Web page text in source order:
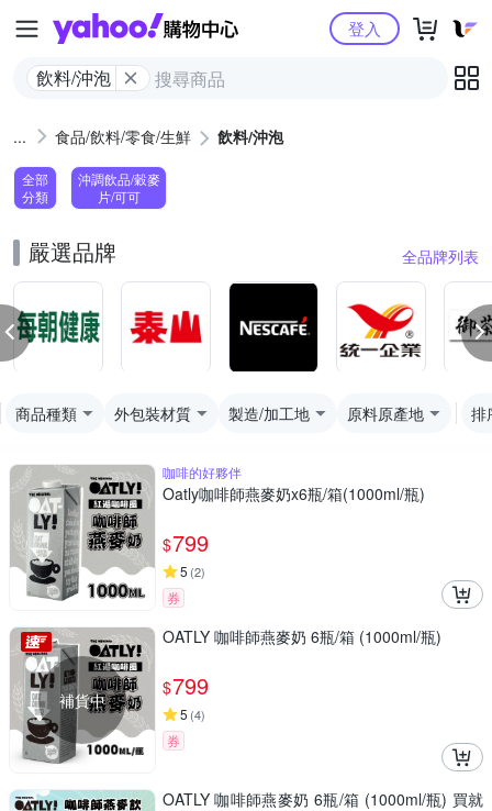
Yahoo購物中心
飲料/沖泡
登入
食品/飲料/零食/生鮮 飲料/沖泡
全部
分類
沖調飲品/穀麥
片/可可
嚴選品牌 全品牌列表
商品種類 外包裝材質 製造/加工地 原料原產地 排
咖啡的好夥伴
Oatly咖啡師燕麥奶x6瓶/箱(1000ml/瓶)
$799
5 (2)
券
補貨中
OATLY 咖啡師燕麥奶 6瓶/箱 (1000ml/瓶)
$799
5 (4)
券
OATLY 咖啡師燕麥奶 6瓶/箱 (1000ml/瓶) 買就